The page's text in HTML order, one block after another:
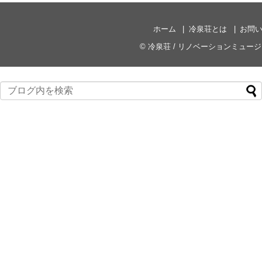
ホーム 冷泉荘とは
お問
© 冷泉荘 / リノベーションミュー